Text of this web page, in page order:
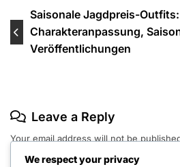
Post
navigation
Saisonale Jagdpreis-
Charakteranpassung,
Veröffentlichungen
Leave a Reply
Your email address will not be
We respect your privacy